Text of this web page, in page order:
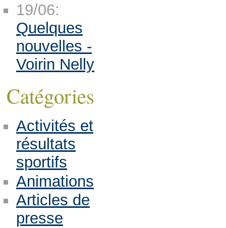
19/06:
Quelques
nouvelles -
Voirin Nelly
Catégories
Activités et
résultats
sportifs
Animations
Articles de
presse